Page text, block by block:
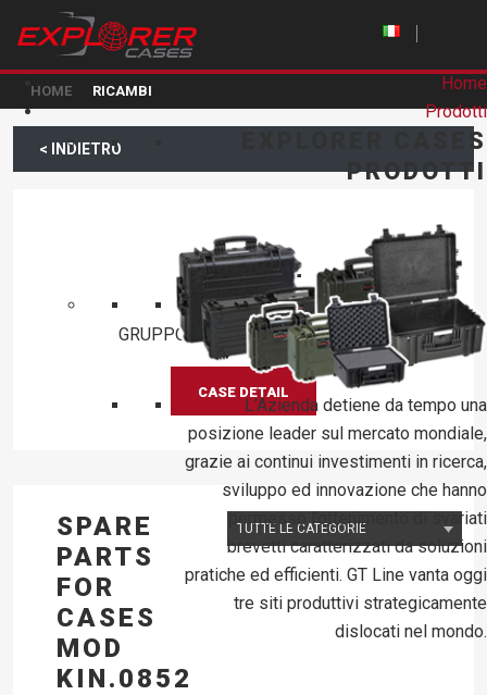
Home
Prodotti
EXPLORER CASES
PRODOTTI
L’Azienda detiene da tempo una
posizione leader sul mercato mondiale,
grazie ai continui investimenti in ricerca,
sviluppo ed innovazione che hanno
permesso l’ottenimento di svariati
brevetti caratterizzati da soluzioni
pratiche ed efficienti. GT Line vanta oggi
tre siti produttivi strategicamente
dislocati nel mondo.
HOME RICAMBI
< INDIETRO
KIN.0852
GRUPPO RUOTA EXPLORER D75
CASE DETAIL
SPARE
PARTS
FOR
CASES
MOD
KIN.0852